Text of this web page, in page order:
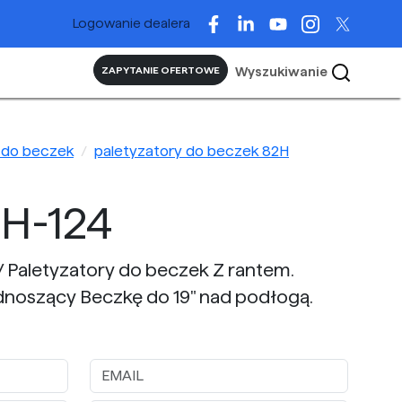
Logowanie dealera
ZAPYTANIE OFERTOWE Wyszukiwanie
beczek paletyzatory do beczek 82H
124
do beczek Z rantem.
Beczkę do 19" nad podłogą.